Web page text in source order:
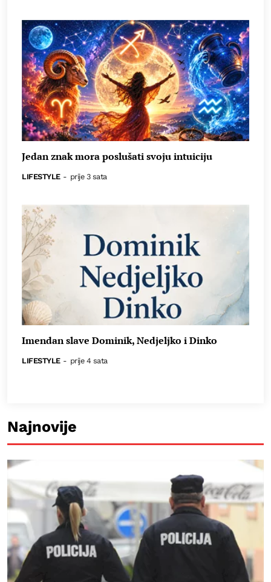
Jedan znak mora poslušati svoju intuiciju
LIFESTYLE - prije 3 sata
Imendan slave Dominik, Nedjeljko i Dinko
LIFESTYLE - prije 4 sata
Najnovije